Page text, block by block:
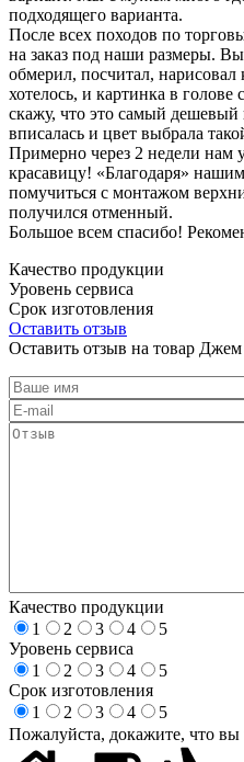
подходящего варианта.
После всех походов по
на заказ под наши размеры.
обмерил, посчитал,
хотелось, и картинка в
скажу, что это самый дешевый
вписалась и цвет выбрала
Примерно через 2 недели нам
красавицу! «Благодаря»
помучиться с монтажом
получился отменный.
Большое всем спасибо!
Качество продукции
Уровень сервиса
Срок изготовления
Оставить отзыв
Оставить отзыв на товар Джем
Качество продукции
1
2 3 4
5
Уровень сервиса
1
2 3 4
5
Срок изготовления
1
2 3 4
5
Пожалуйста, докажите, что вы